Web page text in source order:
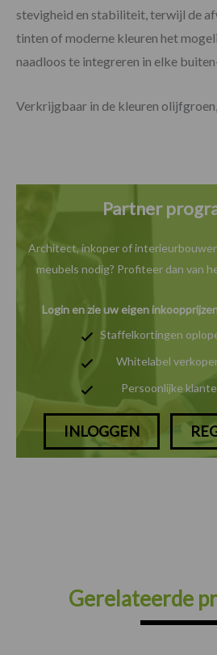
stevigheid en stabiliteit, terwijl de
tinten of moderne kleuren het
naadloos te integreren in elke
Verkrijgbaar in de kleuren
Partner
Architect, inkoper of
meubels nodig? Profiteer dan van
Login en zie uw eigen
Staffelkortingen
Whitelabel
Persoonlijke
INLOGGEN
Gerelateerde